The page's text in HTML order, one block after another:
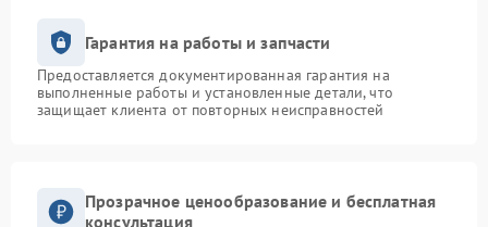
Гарантия на работы и запчасти
Предоставляется документированная гарантия на
выполненные работы и установленные детали, что
защищает клиента от повторных неисправностей
Прозрачное ценообразование и бесплатная
консультация